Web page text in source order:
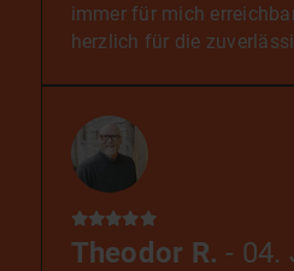
immer für mich
herzlich für die
Theodor R.- 04.